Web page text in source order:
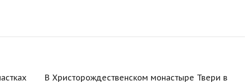
В Христорождественском монастыре Твери в